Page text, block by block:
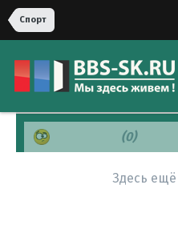
Спорт
(0)
Здесь